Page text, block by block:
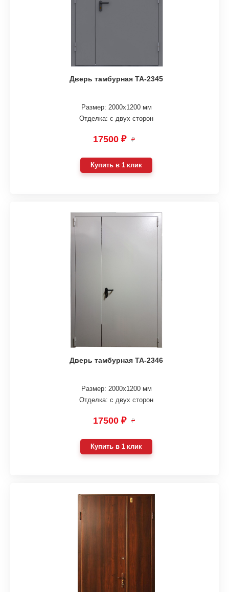
Дверь тамбурная ТА-2345
Размер: 2000х1200 мм
Отделка: с двух сторон
17500 ₽ ₽
Купить в 1 клик
Дверь тамбурная ТА-2346
Размер: 2000х1200 мм
Отделка: с двух сторон
17500 ₽ ₽
Купить в 1 клик